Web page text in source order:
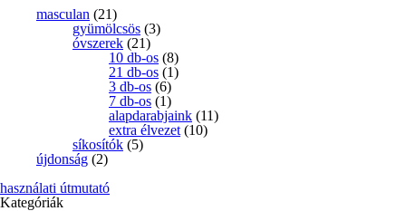
masculan (21)
gyümölcsös (3)
óvszerek (21)
10 db-os (8)
21 db-os (1)
3 db-os (6)
7 db-os (1)
alapdarabjaink (11)
extra élvezet (10)
síkosítók (5)
újdonság (2)
használati útmutató
Kategóriák